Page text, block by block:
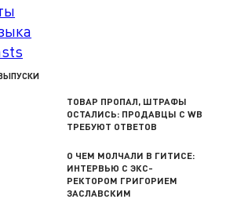
ТОВАР ПРОПАЛ, ШТРАФЫ
ОСТАЛИСЬ: ПРОДАВЦЫ С WB
ТРЕБУЮТ ОТВЕТОВ
О ЧЕМ МОЛЧАЛИ В ГИТИСЕ:
ИНТЕРВЬЮ С ЭКС-
РЕКТОРОМ ГРИГОРИЕМ
ЗАСЛАВСКИМ